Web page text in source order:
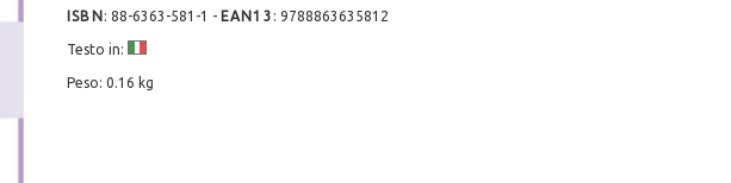
ISBN : 88-6363-581-1 - EAN13 : 9788863635812
Testo in:
Peso: 0.16 kg